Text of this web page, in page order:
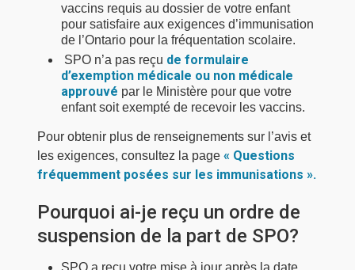
vaccins requis au dossier de votre enfant
pour satisfaire aux exigences d’immunisation
de l’Ontario pour la fréquentation scolaire.
SPO n’a pas reçu de formulaire
d’exemption médicale ou non médicale
approuvé par le Ministère pour que votre
enfant soit exempté de recevoir les vaccins.
Pour obtenir plus de renseignements sur l’avis et
les exigences, consultez la page« Questions
fréquemment posées sur les immunisations ».
Pourquoi ai-je reçu un ordre de
suspension de la part de SPO?
SPO a reçu votre mise à jour après la date